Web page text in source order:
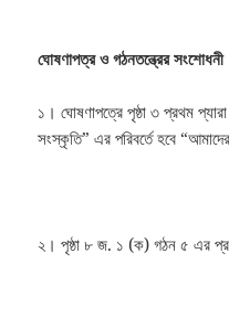
ঘোষণাপত্র ও গঠনতন্ত্রের সংশোধনী
১। ঘোষণাপত্রে পৃষ্ঠা ৩ প্রথম
সংস্কৃতি” এর পরিবর্তে হবে
২। পৃষ্ঠা ৮ জ. ১ (ক) গঠন ৫ এর প্রথম